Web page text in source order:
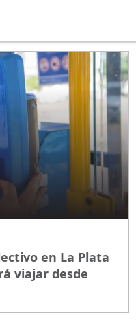
en La Plata
viajar desde